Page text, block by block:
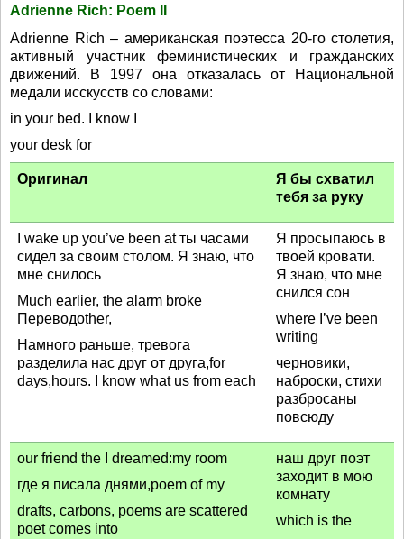
Adrienne Rich: Poem II
Adrienne Rich – американская поэтесса 20-го столетия,
активный участник феминистических и гражданских
движений. В 1997 она отказалась от Национальной
медали исскусств со словами:
in your bed. I know I
your desk for
Оригинал
Я бы схватил
тебя за руку
I wake up you’ve been at ты часами
сидел за своим столом. Я знаю, что
мне снилось
Much earlier, the alarm broke
Переводother,
Намного раньше, тревога
разделила нас друг от друга,for
days,hours. I know what us from each
Я просыпаюсь в
твоей кровати.
Я знаю, что мне
снился сон
where I’ve been
writing
черновики,
наброски, стихи
разбросаны
повсюду
our friend the I dreamed:my room
где я писала днями,poem of my
drafts, carbons, poems are scattered
poet comes into
наш друг поэт
заходит в мою
комнату
which is the